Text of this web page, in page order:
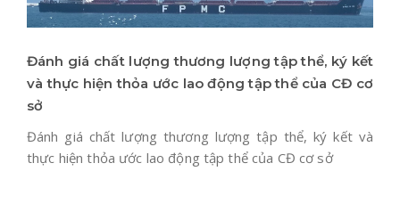
Đánh giá chất lượng thương lượng tập thể, ký kết
và thực hiện thỏa ước lao động tập thể của CĐ cơ
sở
Đánh giá chất lượng thương lượng tập thể, ký kết và
thực hiện thỏa ước lao động tập thể của CĐ cơ sở